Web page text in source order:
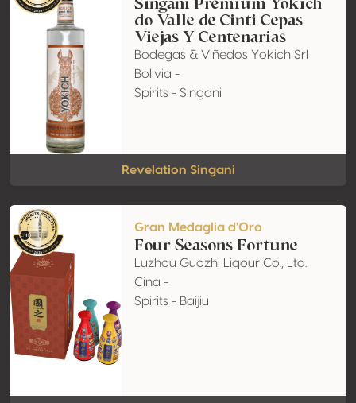
do Valle de Cinti Cepas
Viejas Y Centenarias
Bodegas & Viñedos Yokich Srl
Bolivia -
Spirits - Singani
Revelation Singani
Gran Medaglia d'Oro
Four Seasons Fortune
Luzhou Guozhi Liqour Co., Ltd.
Cina -
Spirits - Baijiu